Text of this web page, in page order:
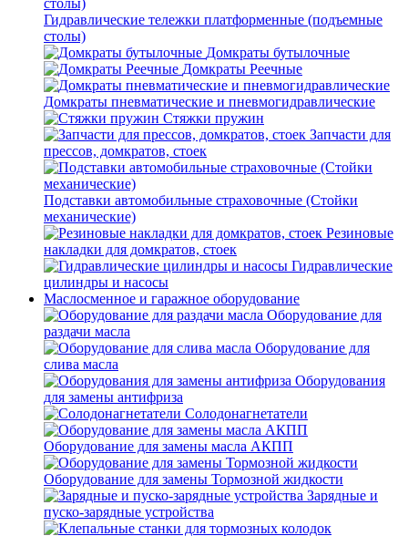
Гидравлические тележки платформенные (подъемные
столы)
Домкраты бутылочные
Домкраты Реечные
Домкраты пневматические и пневмогидравлические
Стяжки пружин
Запчасти для
прессов, домкратов, стоек
Подставки автомобильные страховочные (Стойки
механические)
Резиновые
накладки для домкратов, стоек
Гидравлические
цилиндры и насосы
Маслосменное и гаражное оборудование
Оборудование для
раздачи масла
Оборудование для
слива масла
Оборудования
для замены антифриза
Солодонагнетатели
Оборудование для замены масла АКПП
Оборудование для замены Тормозной жидкости
Зарядные и
пуско-зарядные устройства